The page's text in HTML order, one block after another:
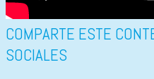
COMPARTE ESTE
SOCIALES